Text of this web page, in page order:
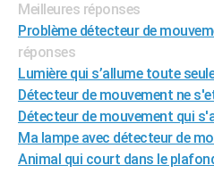
Meilleures réponses
Problème détecteur de
réponses
Lumière qui s’allume toute seule
Détecteur de mouvement ne
Détecteur de mouvement qui
Ma lampe avec détecteur de
Animal qui court dans le